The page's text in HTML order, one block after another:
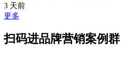
3 天前
更多
扫码进品牌营销案例群